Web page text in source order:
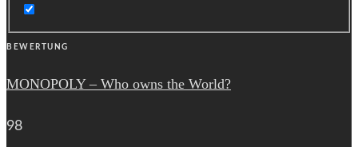
BEWERTUNG
MONOPOLY – Who owns the World?
98